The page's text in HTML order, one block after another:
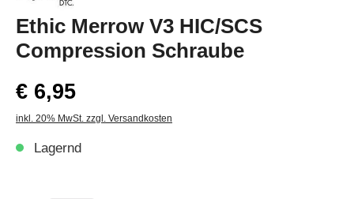
Ethic Merrow V3 HIC/SCS
Compression Schraube
€ 6,95
inkl. 20% MwSt. zzgl. Versandkosten
Lagernd